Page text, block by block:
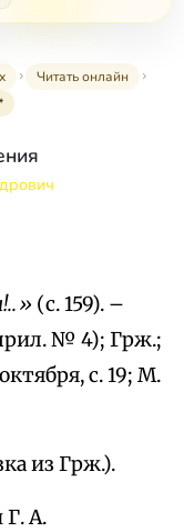
Читать онлайн
(с. 159). –
№ 4); Грж.;
с. 19; М.
из Грж.).
А.